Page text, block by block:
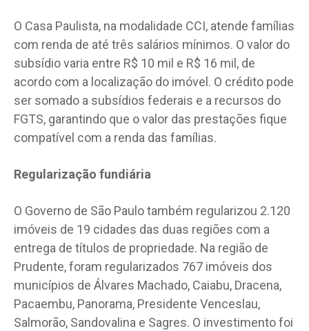
O Casa Paulista, na modalidade CCI, atende famílias
com renda de até três salários mínimos. O valor do
subsídio varia entre R$ 10 mil e R$ 16 mil, de
acordo com a localização do imóvel. O crédito pode
ser somado a subsídios federais e a recursos do
FGTS, garantindo que o valor das prestações fique
compatível com a renda das famílias.
Regularização fundiária
O Governo de São Paulo também regularizou 2.120
imóveis de 19 cidades das duas regiões com a
entrega de títulos de propriedade. Na região de
Prudente, foram regularizados 767 imóveis dos
municípios de Álvares Machado, Caiabu, Dracena,
Pacaembu, Panorama, Presidente Venceslau,
Salmorão, Sandovalina e Sagres. O investimento foi